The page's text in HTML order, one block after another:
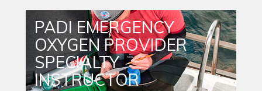
PADI EMERGENCY
OXYGEN PROVIDER
SPECIALTY
INSTRUCTOR